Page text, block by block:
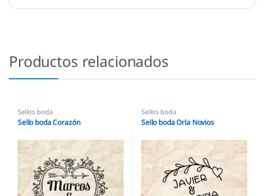
Productos relacionados
Sellos boda
Sello boda Corazón
Sellos boda
Sello boda Orla Novios